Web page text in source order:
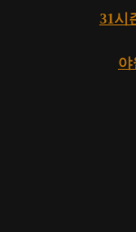
31시
야